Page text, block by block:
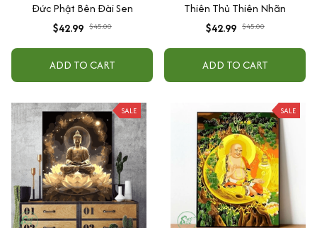
Đức Phật Bên Đài Sen
$42.99 $45.00
ADD TO CART
Thiên Thủ Thiên Nhãn
$42.99 $45.00
ADD TO CART
SALE SALE